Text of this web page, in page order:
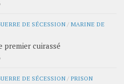
DE SÉCESSION / MARINE DE
premier cuirassé
DE SÉCESSION / PRISON